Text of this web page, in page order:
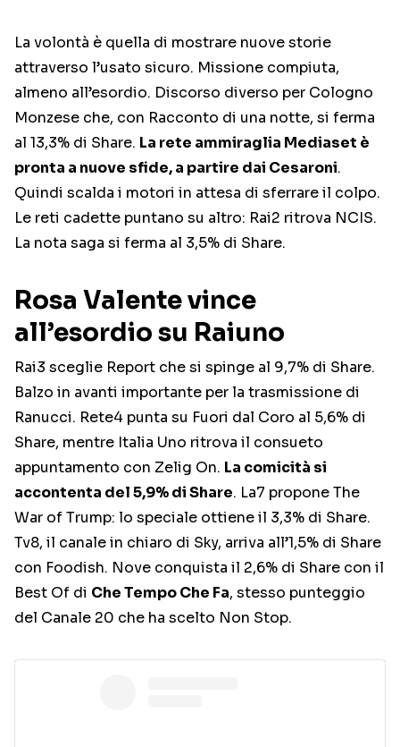
La volontà è quella di mostrare nuove storie
attraverso l’usato sicuro. Missione compiuta,
almeno all’esordio. Discorso diverso per Cologno
Monzese che, con Racconto di una notte, si ferma
al 13,3% di Share. La rete ammiraglia Mediaset è
pronta a nuove sfide, a partire dai Cesaroni.
Quindi scalda i motori in attesa di sferrare il colpo.
Le reti cadette puntano su altro: Rai2 ritrova NCIS.
La nota saga si ferma al 3,5% di Share.
Rosa Valente vince
all’esordio su Raiuno
Rai3 sceglie Report che si spinge al 9,7% di Share.
Balzo in avanti importante per la trasmissione di
Ranucci. Rete4 punta su Fuori dal Coro al 5,6% di
Share, mentre Italia Uno ritrova il consueto
appuntamento con Zelig On. La comicità si
accontenta del 5,9% di Share. La7 propone The
War of Trump: lo speciale ottiene il 3,3% di Share.
Tv8, il canale in chiaro di Sky, arriva all’1,5% di Share
con Foodish. Nove conquista il 2,6% di Share con il
Best Of di Che Tempo Che Fa, stesso punteggio
del Canale 20 che ha scelto Non Stop.